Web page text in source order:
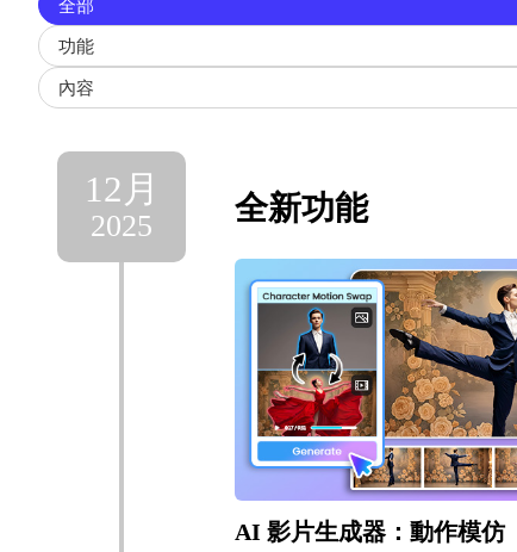
updates
by
type
全部
功能
內容
12月
2025 全新功能
AI 影片生成器：動作模仿